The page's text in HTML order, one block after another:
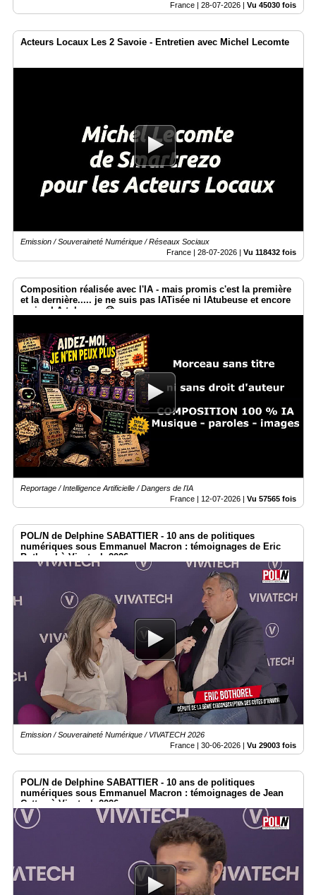
Inscription
pro
France | 28-07-2026 Vu 45030 fois
Acteurs Locaux Les 2 Savoie - Entretien avec Michel Lecomte
Emission / Souveraineté Numérique / Réseaux Sociaux
France | 28-07-2026 | Vu 118432 fois
Composition réalisée avec l'IA - mais promis c'est la première
et la dernière..... je ne suis pas IATisée ni IAtubeuse et encore
moins I.A.tokeuse. 😉
Reportage / Intelligence Artificielle / Dangers de l'IA
France | 12-07-2026 | Vu 57565 fois
POL/N de Delphine SABATTIER - 10 ans de politiques
numériques sous Emmanuel Macron : témoignages de Eric
Bothorel à Vivatech 2026
Emission / Souveraineté Numérique / VIVATECH 2026
France | 30-06-2026 Vu 29003 fois
POL/N de Delphine SABATTIER - 10 ans de politiques
numériques sous Emmanuel Macron : témoignages de Jean
Cattan à Vivatech 2026